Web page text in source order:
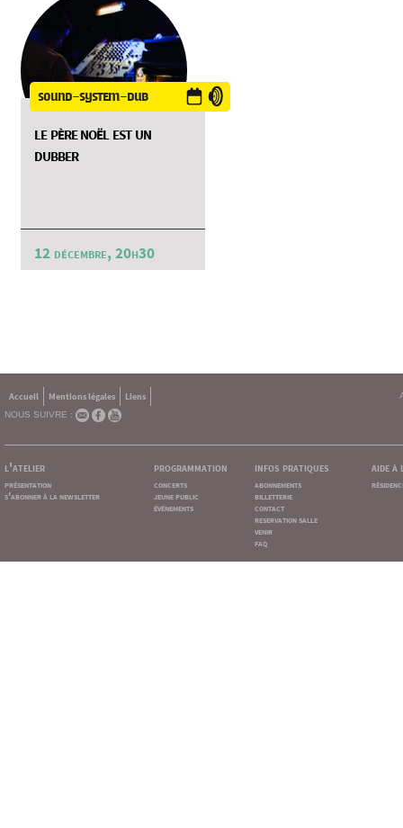
sound-system-dub
le père noël est un
dubber
12 décembre, 20h30
Accueil Mentions légales
Liens
NOUS SUIVRE :
l'atelier
présentation
s'abonner à la newsletter
programmation
concerts
jeune public
événements
infos pratiques
abonnements
billetterie
contact
reservation salle
venir
faq
aide